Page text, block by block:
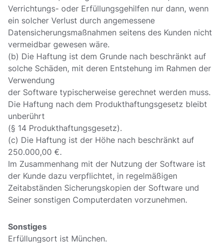
Verrichtungs- oder Erfüllungsgehilfen nur dann, wenn
ein solcher Verlust durch angemessene
Datensicherungsmaßnahmen seitens des Kunden nicht
vermeidbar gewesen wäre.
(b) Die Haftung ist dem Grunde nach beschränkt auf
solche Schäden, mit deren Entstehung im Rahmen der
Verwendung
der Software typischerweise gerechnet werden muss.
Die Haftung nach dem Produkthaftungsgesetz bleibt
unberührt
(§ 14 Produkthaftungsgesetz).
(c) Die Haftung ist der Höhe nach beschränkt auf
250.000,00 €.
Im Zusammenhang mit der Nutzung der Software ist
der Kunde dazu verpflichtet, in regelmäßigen
Zeitabständen Sicherungskopien der Software und
Seiner sonstigen Computerdaten vorzunehmen.
Sonstiges
Erfüllungsort ist München.